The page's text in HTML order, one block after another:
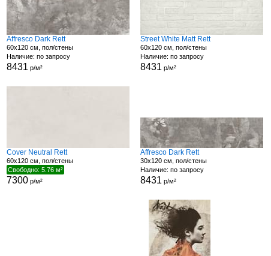
Affresco Dark Rett
60x120 см, пол/стены
Наличие: по запросу
8431 р/м²
Street White Matt Rett
60x120 см, пол/стены
Наличие: по запросу
8431 р/м²
Cover Neutral Rett
60x120 см, пол/стены
Свободно: 5.76 м²
7300р/м²
Affresco Dark Rett
30x120 см, пол/стены
Наличие: по запросу
8431 р/м²